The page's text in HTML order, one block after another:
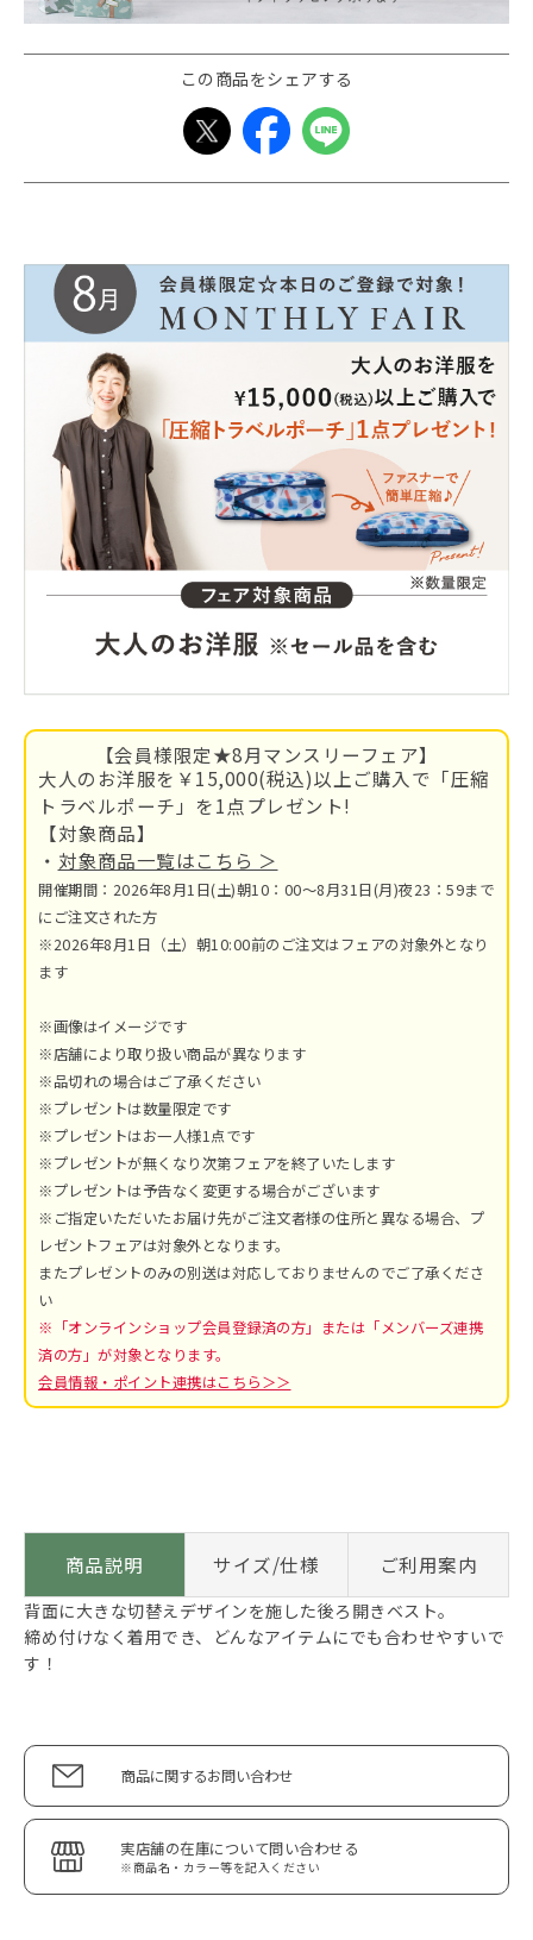
この商品をシェアする
【会員様限定★8月マンスリーフェア】
大人のお洋服を￥15,000(税込)以上ご購入で「圧縮
トラベルポーチ」を1点プレゼント!
【対象商品】
・ 対象商品一覧はこちら ＞
開催期間：2026年8月1日(土)朝10：00～8月31日(月)夜23：59まで
にご注文された方
※2026年8月1日（土）朝10:00前のご注文はフェアの対象外となり
ます
※画像はイメージです
※店舗により取り扱い商品が異なります
※品切れの場合はご了承ください
※プレゼントは数量限定です
※プレゼントはお一人様1点です
※プレゼントが無くなり次第フェアを終了いたします
※プレゼントは予告なく変更する場合がございます
※ご指定いただいたお届け先がご注文者様の住所と異なる場合、プ
レゼントフェアは対象外となります。
またプレゼントのみの別送は対応しておりませんのでご了承くださ
い
※「オンラインショップ会員登録済の方」または「メンバーズ連携
済の方」が対象となります。
会員情報・ポイント連携はこちら＞＞
商品説明 サイズ/仕様 ご利用案内
背面に大きな切替えデザインを施した後ろ開きベスト。
締め付けなく着用でき、どんなアイテムにでも合わせやすいで
す！
商品に関するお問い合わせ
実店舗の在庫について問い合わせる
※商品名・カラー等を記入ください